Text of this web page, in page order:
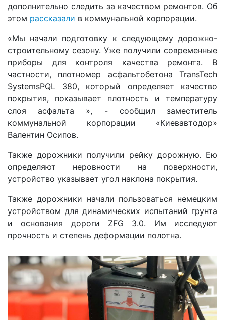
дополнительно следить за качеством ремонтов. Об
этом рассказали в коммунальной корпорации.
«Мы начали подготовку к следующему дорожно-
строительному сезону. Уже получили современные
приборы для контроля качества ремонта. В
частности, плотномер асфальтобетона TransTech
SystemsPQL 380, который определяет качество
покрытия, показывает плотность и температуру
слоя асфальта », - сообщил заместитель
коммунальной корпорации «Киевавтодор»
Валентин Осипов.
Также дорожники получили рейку дорожную. Ею
определяют неровности на поверхности,
устройство указывает угол наклона покрытия.
Также дорожники начали пользоваться немецким
устройством для динамических испытаний грунта
и основания дороги ZFG 3.0. Им исследуют
прочность и степень деформации полотна.